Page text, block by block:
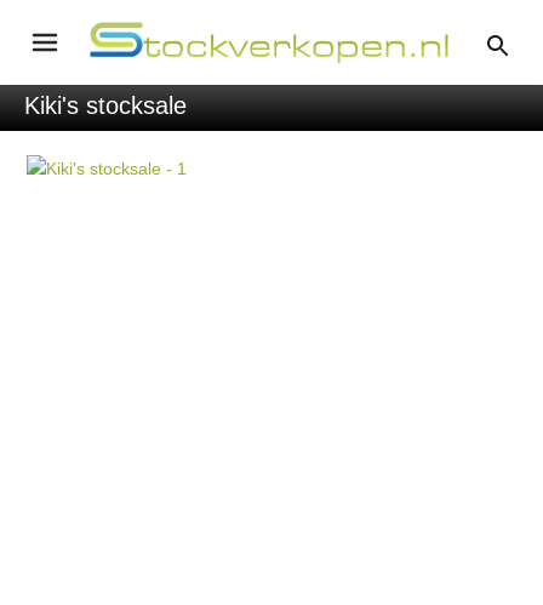
Kiki's stocksale